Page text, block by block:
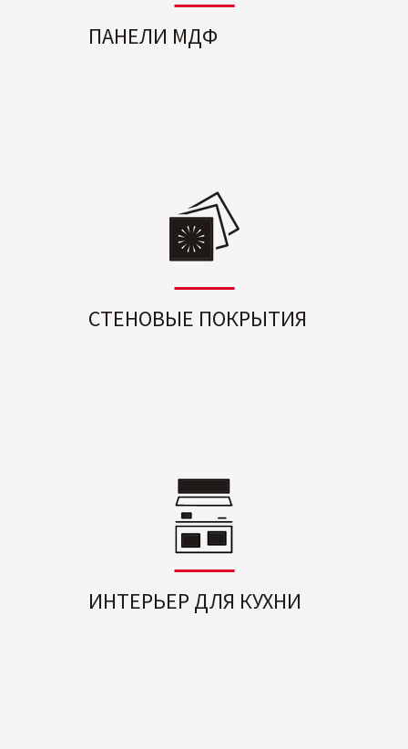
ПАНЕЛИ МДФ
СТЕНОВЫЕ ПОКРЫТИЯ
ИНТЕРЬЕР ДЛЯ КУХНИ